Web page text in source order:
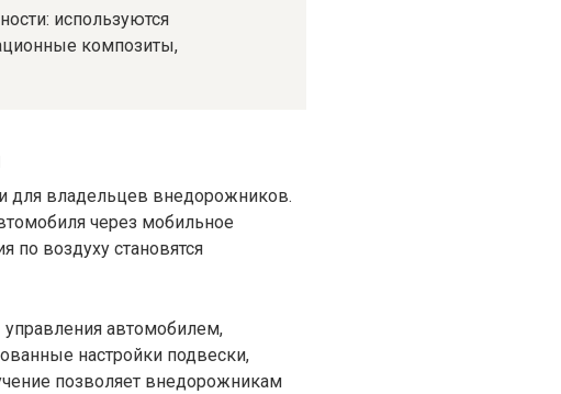
используются
композиты,
для владельцев внедорожников.
через мобильное
по воздуху становятся
управления автомобилем,
настройки подвески,
позволяет внедорожникам